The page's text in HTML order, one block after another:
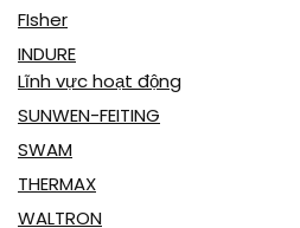
FIsher
INDURE
Lĩnh vực hoạt động
SUNWEN-FEITING
SWAM
THERMAX
WALTRON